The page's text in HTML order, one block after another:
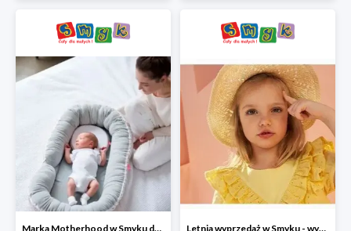
Marka Motherhood w Smyku do -40% Letnia wyprzedaż w Smyku - wybrane ubrania i buty do -50%